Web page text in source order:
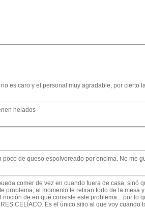
es caro y el personal muy agradable, por cierto
helados
de queso espolvoreado por encima. No me
comer de vez en cuando fuera de casa,
al momento te retiran todo de la
de en qué consiste este problema....por
CELÍACO. Es el único sitio al que voy cuando